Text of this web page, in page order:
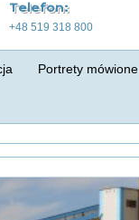
Telefon:
+48 519 318 800
Portrety mówione